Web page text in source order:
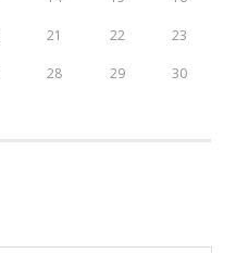
21 22 23
28 29 30